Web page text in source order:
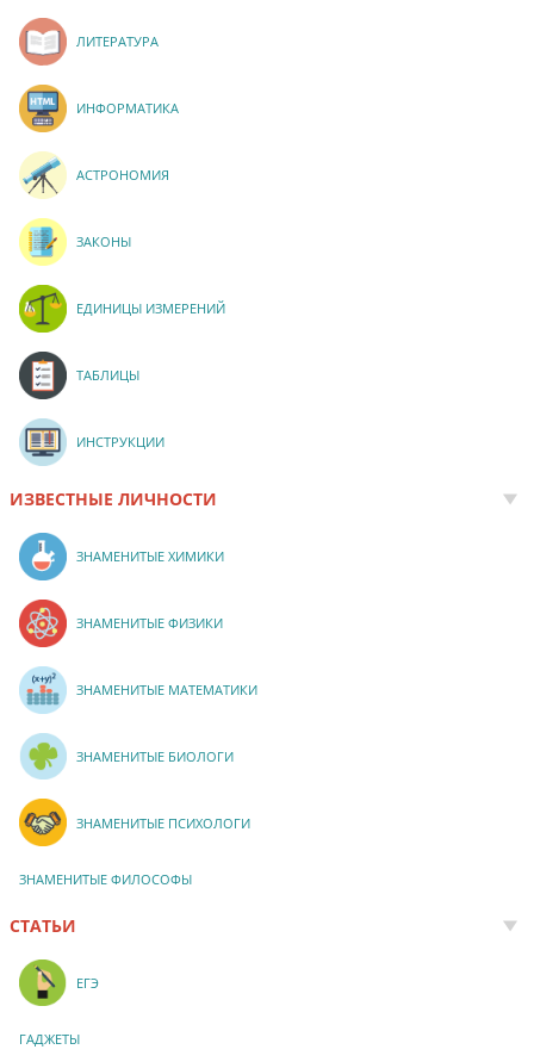
ЛИТЕРАТУРА
ИНФОРМАТИКА
АСТРОНОМИЯ
ЗАКОНЫ
ЕДИНИЦЫ ИЗМЕРЕНИЙ
ТАБЛИЦЫ
ИНСТРУКЦИИ
ИЗВЕСТНЫЕ ЛИЧНОСТИ
ЗНАМЕНИТЫЕ ХИМИКИ
ЗНАМЕНИТЫЕ ФИЗИКИ
ЗНАМЕНИТЫЕ МАТЕМАТИКИ
ЗНАМЕНИТЫЕ БИОЛОГИ
ЗНАМЕНИТЫЕ ПСИХОЛОГИ
ЗНАМЕНИТЫЕ ФИЛОСОФЫ
СТАТЬИ
ЕГЭ
ГАДЖЕТЫ